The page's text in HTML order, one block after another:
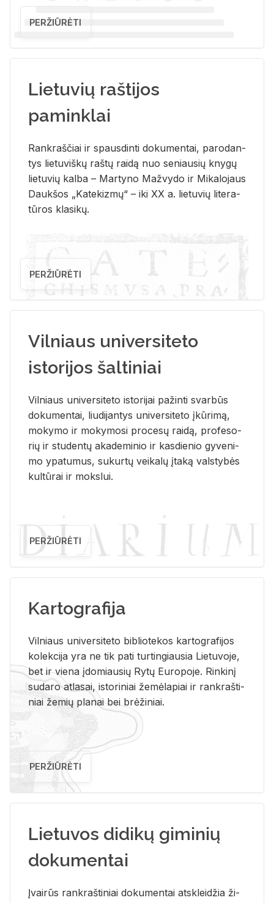
PERŽIŪRĖTI
Lietuvių raštijos
paminklai
Rank­raš­čiai ir spaus­din­ti do­ku­men­tai, pa­ro­dan­
tys lie­tu­viš­kų raš­tų rai­dą nuo se­niau­sių kny­gų
lie­tu­vių kal­ba – Mar­ty­no Ma­žvy­do ir Mi­ka­lo­jaus
Dauk­šos „Ka­te­kiz­mų“ – iki XX a. lie­tu­vių li­te­ra­
tū­ros kla­si­kų.
PERŽIŪRĖTI
Vilniaus universiteto
istorijos šaltiniai
Vil­niaus uni­ver­si­te­to is­to­ri­jai pa­žin­ti svar­būs
do­ku­men­tai, liu­di­jan­tys uni­ver­si­te­to įkū­ri­mą,
mo­ky­mo ir mo­ky­mo­si pro­ce­sų rai­dą, pro­fe­so­
rių ir stu­den­tų aka­de­mi­nio ir kas­die­nio gy­ve­ni­
mo ypa­tu­mus, su­kur­tų vei­ka­lų įta­ką vals­ty­bės
kul­tū­rai ir moks­lui.
PERŽIŪRĖTI
Kartografija
Vil­niaus uni­ver­si­te­to bi­b­lio­te­kos kar­to­gra­fi­jos
ko­lek­ci­ja yra ne tik pati tur­tin­giau­sia Lie­tu­vo­je,
bet ir vie­na įdo­miau­sių Rytų Eu­ro­po­je. Rin­ki­nį
su­da­ro at­la­sai, is­to­ri­niai že­mė­la­piai ir rank­raš­ti­
niai že­mių pla­nai bei brė­ži­niai.
PERŽIŪRĖTI
Lietuvos didikų giminių
dokumentai
Įvai­rūs rank­raš­ti­niai do­ku­men­tai at­sklei­džia ži­